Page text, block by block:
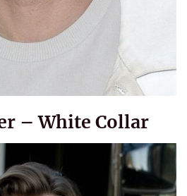
– White Collar